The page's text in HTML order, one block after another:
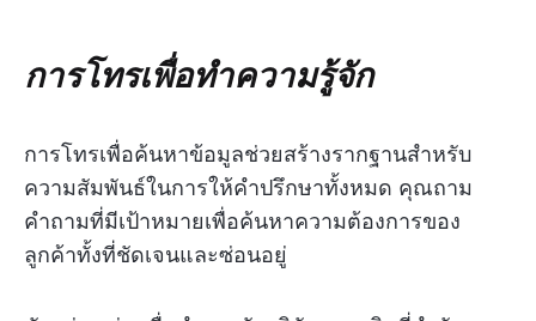
การโทรเพื่อทำความรู้จัก
การโทรเพื่อค้นหาข้อมูลช่วยสร้างรากฐานสำหรับ
ความสัมพันธ์ในการให้คำปรึกษาทั้งหมด คุณถาม
คำถามที่มีเป้าหมายเพื่อค้นหาความต้องการของ
ลูกค้าทั้งที่ชัดเจนและซ่อนอยู่